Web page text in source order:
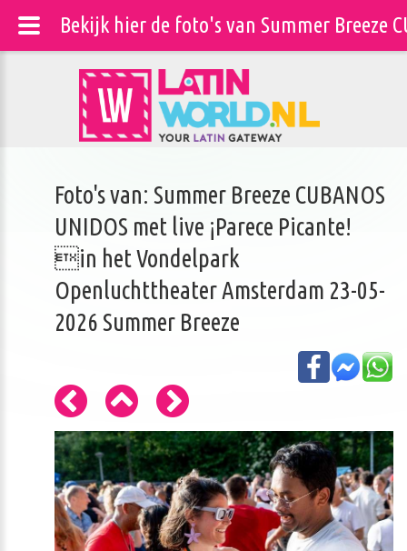
Foto's van: Summer Breeze CUBANOS
UNIDOS met live ¡Parece Picante!
in het Vondelpark
Openluchttheater Amsterdam 23-05-
2026 Summer Breeze
Bekijk hier de foto's van Summer Breeze